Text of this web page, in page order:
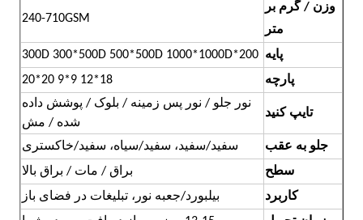
وزن / گرم بر
متر
240-710GSM
پایه 200*300D 300*500D 500*500D 1000*1000D
پارچه
18*12 9*9 20*20
تایپ کنید
نور جلو / نور پس زمینه / بلوک / پوشش داده
شده / مش
جلو به عقب
سفید/سفید، سفید/سیاه، سفید/خاکستری
سطح
براق / مات / براق بالا
کاربرد
بیلبورد/جعبه نور، تبلیغات در فضای باز